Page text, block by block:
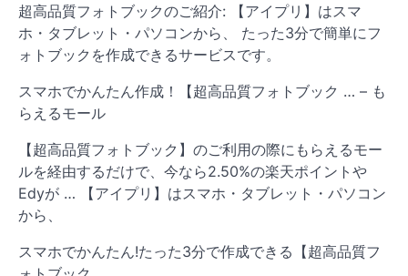
超高品質フォトブックのご紹介: 【アイプリ】はスマ
ホ・タブレット・パソコンから、 たった3分で簡単にフ
ォトブックを作成できるサービスです。
スマホでかんたん作成！【超高品質フォトブック … – も
らえるモール
【超高品質フォトブック】のご利用の際にもらえるモー
ルを経由するだけで、今なら2.50%の楽天ポイントや
Edyが … 【アイプリ】はスマホ・タブレット・パソコン
から、
スマホでかんたん!たった3分で作成できる【超高品質フ